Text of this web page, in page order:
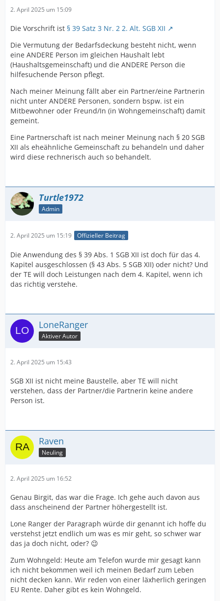
2. April 2025 um 15:09
Die Vorschrift ist § 39 Satz 3 Nr. 2 2. Alt. SGB XII
Die Vermutung der Bedarfsdeckung besteht nicht, wenn
eine ANDERE Person im gleichen Haushalt lebt
(Haushaltsgemeinschaft) und die ANDERE Person die
hilfesuchende Person pflegt.
Nach meiner Meinung fällt aber ein Partner/eine Partnerin
nicht unter ANDERE Personen, sondern bspw. ist ein
Mitbewohner oder Freund/In (in Wohngemeinschaft) damit
gemeint.
Eine Partnerschaft ist nach meiner Meinung nach § 20 SGB
XII als eheähnliche Gemeinschaft zu behandeln und daher
wird diese rechnerisch auch so behandelt.
Turtle1972
Admin
2. April 2025 um 15:19 Offizieller Beitrag
Die Anwendung des § 39 Abs. 1 SGB XII ist doch für das 4.
Kapitel ausgeschlossen (§ 43 Abs. 5 SGB XII) oder nicht? Und
der TE will doch Leistungen nach dem 4. Kapitel, wenn ich
das richtig verstehe.
LoneRanger
Aktiver Autor
2. April 2025 um 15:43
SGB XII ist nicht meine Baustelle, aber TE will nicht
verstehen, dass der Partner/die Partnerin keine andere
Person ist.
Raven
Neuling
2. April 2025 um 16:52
Genau Birgit, das war die Frage. Ich gehe auch davon aus
dass anscheinend der Partner höhergestellt ist.
Lone Ranger der Paragraph würde dir genannt ich hoffe du
verstehst jetzt endlich um was es mir geht, so schwer war
das ja doch nicht, oder? 😉
Zum Wohngeld: Heute am Telefon wurde mir gesagt kann
ich nicht bekommen weil ich meinen Bedarf zum Leben
nicht decken kann. Wir reden von einer läxherlich geringen
EU Rente. Daher gibt es kein Wohngeld.